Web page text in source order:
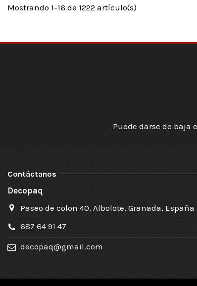
Mostrando 1-16 de 1222 artículo(s)
Puede darse de
Contáctanos
Decopaq
Paseo de colon 40, Albolote, Granada, España
687 64 91 47
decopaq@gmail.com